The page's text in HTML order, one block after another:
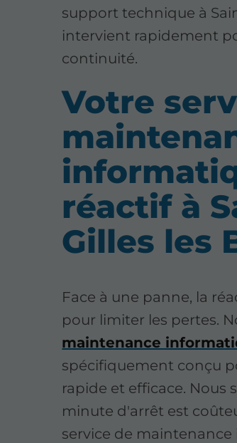
support technique à
intervient rapidement
continuité.
Votre
réactif à
Gilles les
Face à une panne, la
pour limiter les pertes.
maintenance
spécifiquement conçu
rapide et efficace. Nous
minute d'arrêt est
service de